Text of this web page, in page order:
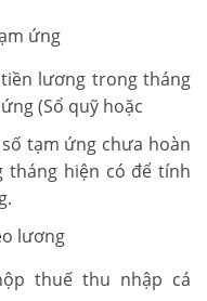
ứng
lương trong tháng
(Sổ quỹ hoặc
tạm ứng chưa hoàn
hiện có để tính
lương
thuế thu nhập cá